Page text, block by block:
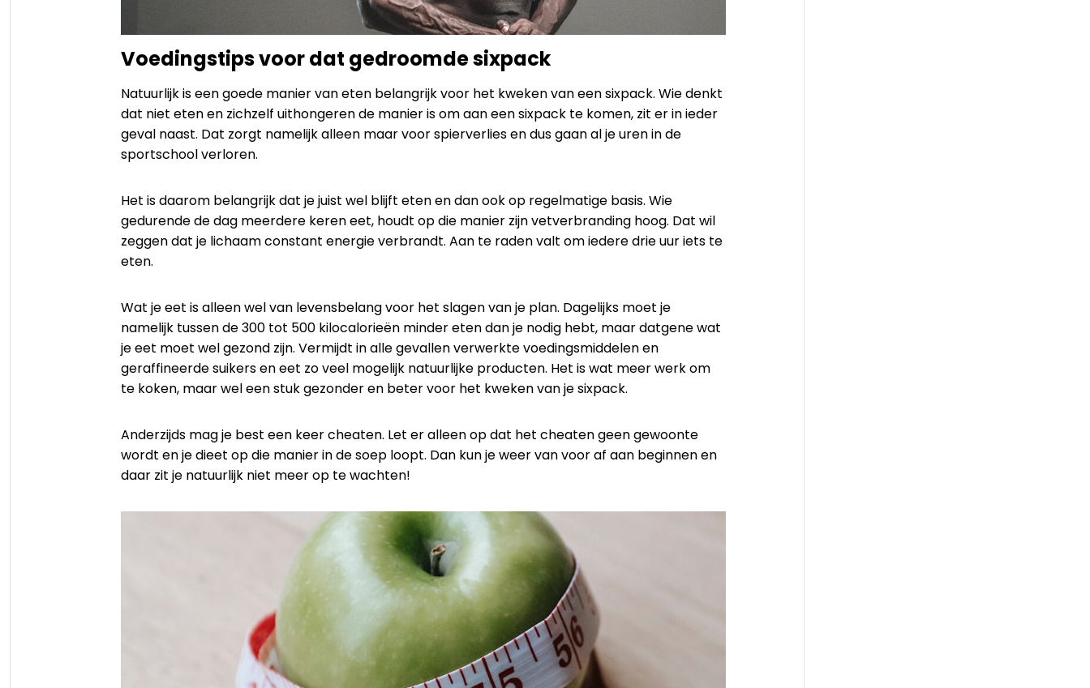
Voedingstips voor dat gedroomde sixpack
Natuurlijk is een goede manier van eten belangrijk voor het kweken van een sixpack. Wie denkt
dat niet eten en zichzelf uithongeren de manier is om aan een sixpack te komen, zit er in ieder
geval naast. Dat zorgt namelijk alleen maar voor spierverlies en dus gaan al je uren in de
sportschool verloren.
Het is daarom belangrijk dat je juist wel blijft eten en dan ook op regelmatige basis. Wie
gedurende de dag meerdere keren eet, houdt op die manier zijn vetverbranding hoog. Dat wil
zeggen dat je lichaam constant energie verbrandt. Aan te raden valt om iedere drie uur iets te
eten.
Wat je eet is alleen wel van levensbelang voor het slagen van je plan. Dagelijks moet je
namelijk tussen de 300 tot 500 kilocalorieën minder eten dan je nodig hebt, maar datgene wat
je eet moet wel gezond zijn. Vermijdt in alle gevallen verwerkte voedingsmiddelen en
geraffineerde suikers en eet zo veel mogelijk natuurlijke producten. Het is wat meer werk om
te koken, maar wel een stuk gezonder en beter voor het kweken van je sixpack.
Anderzijds mag je best een keer cheaten. Let er alleen op dat het cheaten geen gewoonte
wordt en je dieet op die manier in de soep loopt. Dan kun je weer van voor af aan beginnen en
daar zit je natuurlijk niet meer op te wachten!